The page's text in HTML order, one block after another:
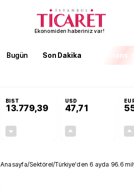
Ekonomiden haberiniz var!
Bugün Son Dakika Finans
BIST
13.779,39
USD
47,71
Anasayfa/Sektörel/Türkiye'den 6 ayda 96.6